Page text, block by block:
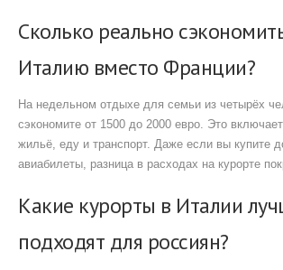
Сколько реально
Италию вместо Франции?
На недельном отдыхе для семьи из четырёх
сэкономите от 1500 до 2000 евро. Это
жильё, еду и транспорт. Даже если вы купите
авиабилеты, разница в расходах на курорте
Какие курорты в Италии
подходят для россиян?